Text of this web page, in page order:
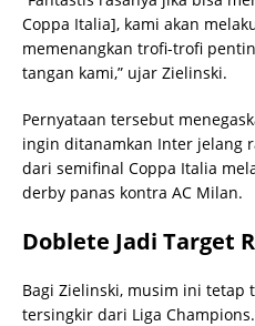
Coppa Italia], kami akan
memenangkan trofi-trofi
tangan kami,” ujar Zielinski.
Pernyataan tersebut
ingin ditanamkan Inter jelang
dari semifinal Coppa Italia
derby panas kontra AC Milan.
Doblete Jadi Target
Bagi Zielinski, musim ini
tersingkir dari Liga